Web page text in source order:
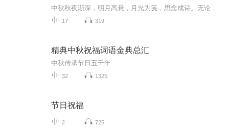
17 319
精典中秋祝福词语金典总汇
中秋传承节日五千年
32 1325
节日祝福
2 725